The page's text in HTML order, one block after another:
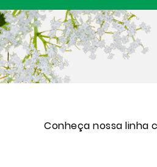
Conheça nossa linha